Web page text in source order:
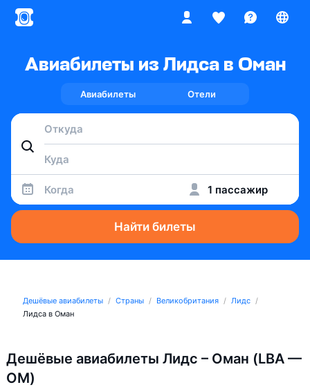
Авиабилеты из Лидса в Оман
Авиабилеты Отели
Когда 1 пассажир
Найти билеты
Дешёвые авиабилеты Страны Великобритания
Лидс
Лидса в Оман
Дешёвые авиабилеты Лидс – Оман (LBA —
OM)